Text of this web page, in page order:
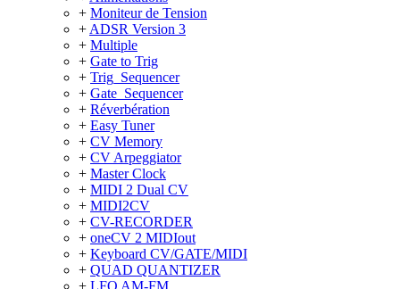
+ Moniteur de Tension
+ ADSR Version 3
+ Multiple
+ Gate to Trig
+ Trig_Sequencer
+ Gate_Sequencer
+ Réverbération
+ Easy Tuner
+ CV Memory
+ CV Arpeggiator
+ Master Clock
+ MIDI 2 Dual CV
+ MIDI2CV
+ CV-RECORDER
+ oneCV 2 MIDIout
+ Keyboard CV/GATE/MIDI
+ QUAD QUANTIZER
+ LFO AM-FM